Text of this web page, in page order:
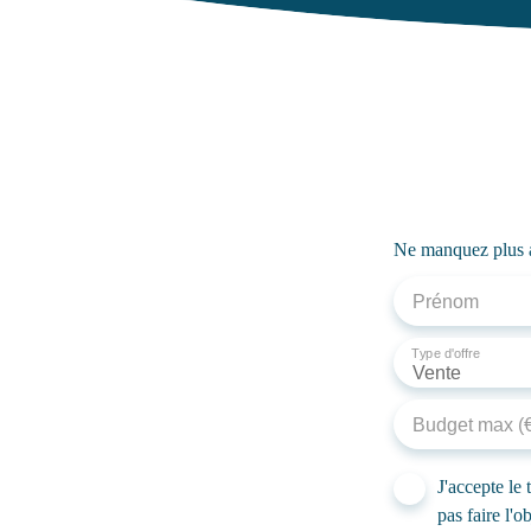
elle sera livrés fini (parquet dans les chambres,
Ne manquez plus
Prénom
Vente
Type d'offre
Budget max
J'accepte le
pas faire